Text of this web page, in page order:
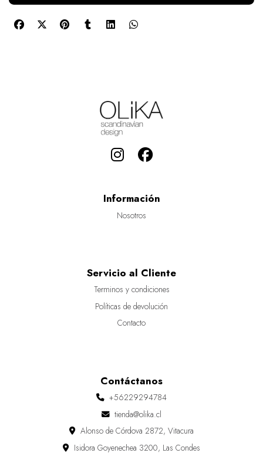
Información
Nosotros
Servicio al Cliente
Terminos y condiciones
Políticas de devolución
Contacto
Contáctanos
+56229294784
tienda@olika.cl
Alonso de Córdova 2872, Vitacura
Isidora Goyenechea 3200, Las Condes